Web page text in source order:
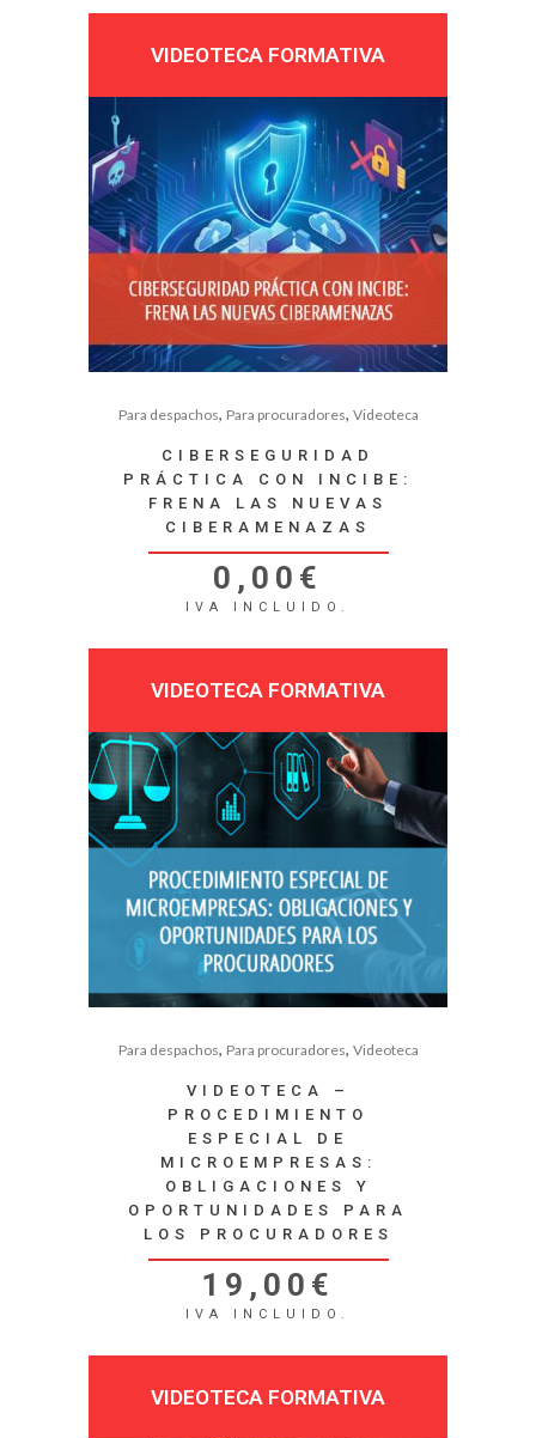
VIDEOTECA FORMATIVA
Para despachos, Para procuradores, Videoteca
CIBERSEGURIDAD
PRÁCTICA CON INCIBE:
FRENA LAS NUEVAS
CIBERAMENAZAS
0,00 €
IVA INCLUIDO.
VIDEOTECA FORMATIVA
Para despachos, Para procuradores, Videoteca
VIDEOTECA –
PROCEDIMIENTO
ESPECIAL DE
MICROEMPRESAS:
OBLIGACIONES Y
OPORTUNIDADES PARA
LOS PROCURADORES
19,00 €
IVA INCLUIDO.
VIDEOTECA FORMATIVA